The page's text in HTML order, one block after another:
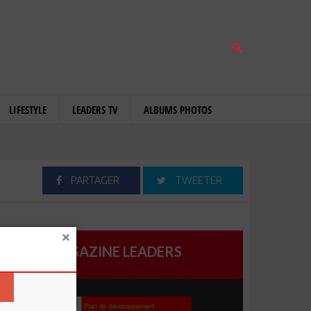
LIFESTYLE LEADERS TV ALBUMS PHOTOS
PARTAGER TWEETER
MAGAZINE LEADERS